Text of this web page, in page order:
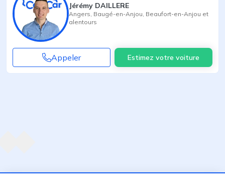
Jérémy DAILLERE
Angers Baugé-en-Anjou Beaufort-en-Anjou et
alentours
Appeler Estimez votre voiture